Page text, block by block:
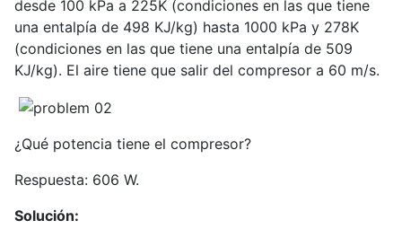
desde 100 kPa a 225K (condiciones en las que tiene
una entalpía de 498 KJ/kg) hasta 1000 kPa y 278K
(condiciones en las que tiene una entalpía de 509
KJ/kg). El aire tiene que salir del compresor a 60 m/s.
¿Qué potencia tiene el compresor?
Respuesta: 606 W.
Solución: